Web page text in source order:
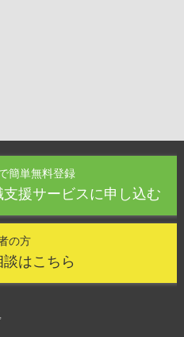
簡単無料登録
支援サービスに申し込む
の方
談はこちら